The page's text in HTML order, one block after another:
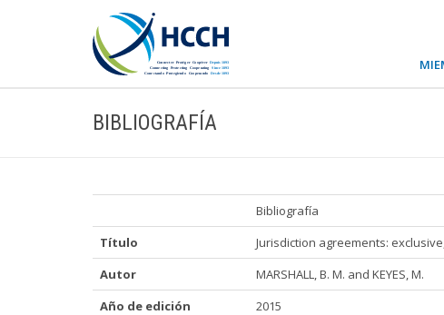
BIBLIOGRAFÍA
Bibliografía
Título
Jurisdiction agreements:
Autor
MARSHALL, B. M. and KEYES, M.
Año de edición
2015